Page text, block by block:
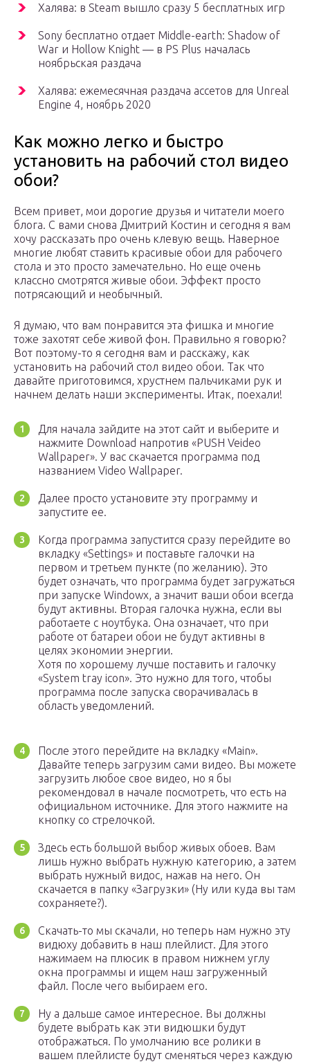
Халява: в Steam вышло сразу 5 бесплатных игр
Sony бесплатно отдает Middle-earth: Shadow of
War и Hollow Knight — в PS Plus началась
ноябрьская раздача
Халява: ежемесячная раздача ассетов для Unreal
Engine 4, ноябрь 2020
Как можно легко и быстро
установить на рабочий стол видео
обои?
Всем привет, мои дорогие друзья и читатели моего
блога. С вами снова Дмитрий Костин и сегодня я вам
хочу рассказать про очень клевую вещь. Наверное
многие любят ставить красивые обои для рабочего
стола и это просто замечательно. Но еще очень
классно смотрятся живые обои. Эффект просто
потрясающий и необычный.
Я думаю, что вам понравится эта фишка и многие
тоже захотят себе живой фон. Правильно я говорю?
Вот поэтому-то я сегодня вам и расскажу, как
установить на рабочий стол видео обои. Так что
давайте приготовимся, хрустнем пальчиками рук и
начнем делать наши эксперименты. Итак, поехали!
Для начала зайдите на этот сайт и выберите и
нажмите Download напротив «PUSH Veideo
Wallpaper». У вас скачается программа под
названием Video Wallpaper.
Далее просто установите эту программу и
запустите ее.
Когда программа запустится сразу перейдите во
вкладку «Settings» и поставьте галочки на
первом и третьем пункте (по желанию). Это
будет означать, что программа будет загружаться
при запуске Windowx, а значит ваши обои всегда
будут активны. Вторая галочка нужна, если вы
работаете с ноутбука. Она означает, что при
работе от батареи обои не будут активны в
целях экономии энергии.
Хотя по хорошему лучше поставить и галочку
«System tray icon». Это нужно для того, чтобы
программа после запуска сворачивалась в
область уведомлений.
После этого перейдите на вкладку «Main».
Давайте теперь загрузим сами видео. Вы можете
загрузить любое свое видео, но я бы
рекомендовал в начале посмотреть, что есть на
официальном источнике. Для этого нажмите на
кнопку со стрелочкой.
Здесь есть большой выбор живых обоев. Вам
лишь нужно выбрать нужную категорию, а затем
выбрать нужный видос, нажав на него. Он
скачается в папку «Загрузки» (Ну или куда вы там
сохраняете?).
Скачать-то мы скачали, но теперь нам нужно эту
видюху добавить в наш плейлист. Для этого
нажимаем на плюсик в правом нижнем углу
окна программы и ищем наш загруженный
файл. После чего выбираем его.
Ну а дальше самое интересное. Вы должны
будете выбрать как эти видюшки будут
отображаться. По умолчанию все ролики в
вашем плейлисте будут сменяться через каждую